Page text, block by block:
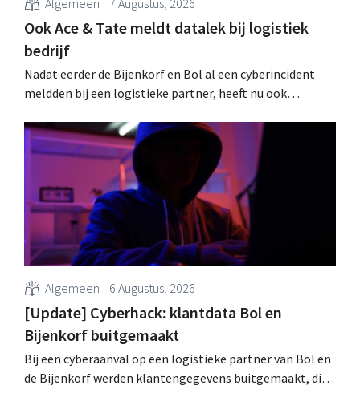
Ook Ace & Tate meldt datalek bij logistiek
bedrijf
Nadat eerder de Bijenkorf en Bol al een cyberincident
meldden bij een logistieke partner, heeft nu ook
datalek. Financiële gegevens, gebruikersnamen en
wachtwoorden zijn niet getroffen.
Algemeen 6 Augustus, 2026
[Update] Cyberhack: klantdata Bol en
Bijenkorf buitgemaakt
Bij een cyberaanval op een logistieke partner van Bol en
de Bijenkorf werden klantengegevens buitgemaakt, die